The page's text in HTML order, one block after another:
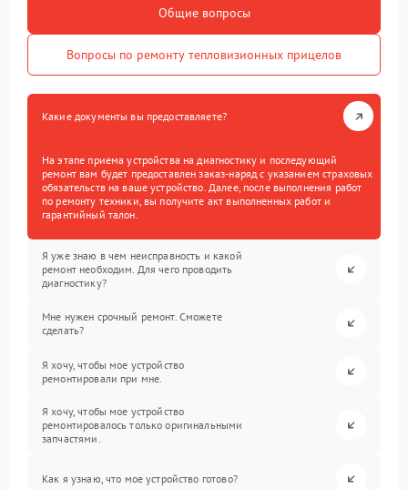
Общие вопросы
Вопросы по ремонту тепловизионных прицелов
Какие документы вы предоставляете?
На этапе приема устройства на диагностику и последующий
ремонт вам будет предоставлен заказ-наряд с указанием страховых
обязательств на ваше устройство. Далее, после выполнения работ
по ремонту техники, вы получите акт выполненных работ и
гарантийный талон.
Я уже знаю в чем неисправность и какой
ремонт необходим. Для чего проводить
диагностику?
Мне нужен срочный ремонт. Сможете
сделать?
Я хочу, чтобы мое устройство
ремонтировали при мне.
Я хочу, чтобы мое устройство
ремонтировалось только оригинальными
запчастями.
Как я узнаю, что мое устройство готово?